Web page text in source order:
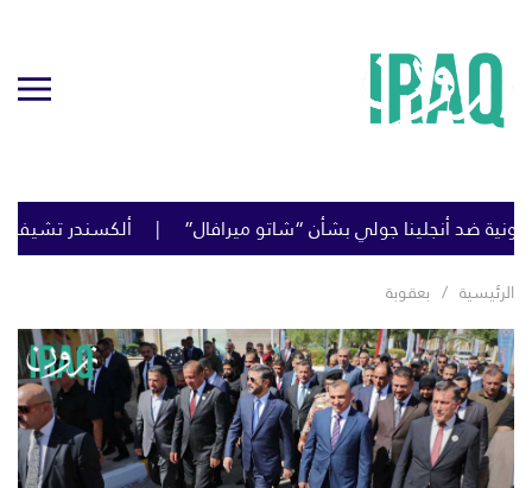
أنجلينا جولي بشأن “شاتو ميرافال” ألكسندر تشيفرين.. الرجل
الرئيسية بعقوبة